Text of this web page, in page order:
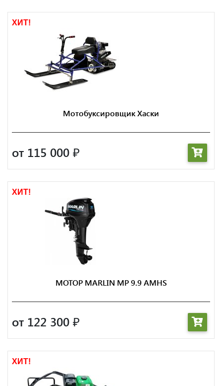
ХИТ!
Мотобуксировщик Хаски
от 115 000 ₽
ХИТ!
МОТОР MARLIN MP 9.9 AMHS
от 122 300 ₽
ХИТ!